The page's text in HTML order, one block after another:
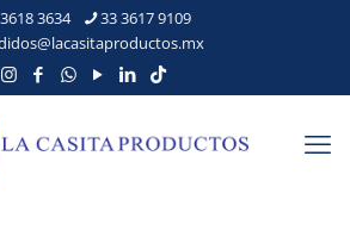
3634
33 3617 9109